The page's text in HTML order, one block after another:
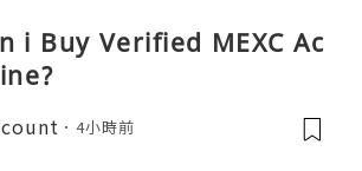
i Buy Verified MEXC Ac
4小時前